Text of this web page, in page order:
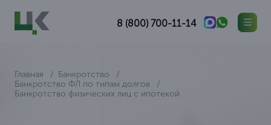
8 (800) 700-11-14
Главная
Банкротство
Банкротство ФЛ по типам долгов
Банкротство физических лиц с ипотекой